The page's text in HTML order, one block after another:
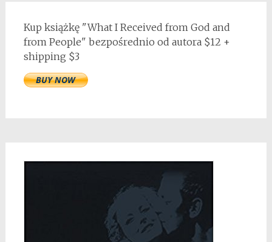
Kup książkę "What I Received from God and
from People" bezpośrednio od autora $12 +
shipping $3